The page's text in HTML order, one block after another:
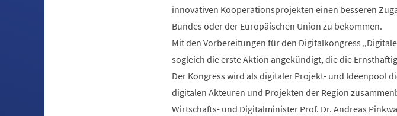
innovativen Kooperationsprojekten einen besseren
Bundes oder der Europäischen Union zu bekommen.
Mit den Vorbereitungen für den Digitalkongress
sogleich die erste Aktion angekündigt, die die
Der Kongress wird als digitaler Projekt- und Ideenpool
digitalen Akteuren und Projekten der Region
Wirtschafts- und Digitalminister Prof. Dr. Andreas